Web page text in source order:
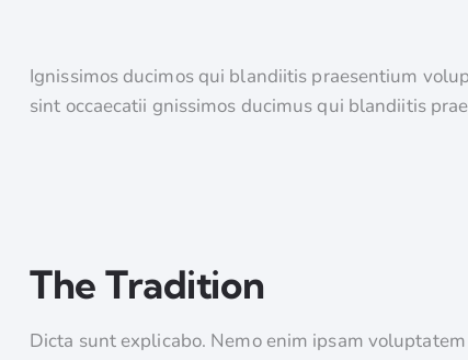
Ignissimos ducimos qui blandiitis praesentium
sint occaecatii gnissimos ducimus qui blandiitis
The Tradition
Dicta sunt explicabo. Nemo enim ipsam